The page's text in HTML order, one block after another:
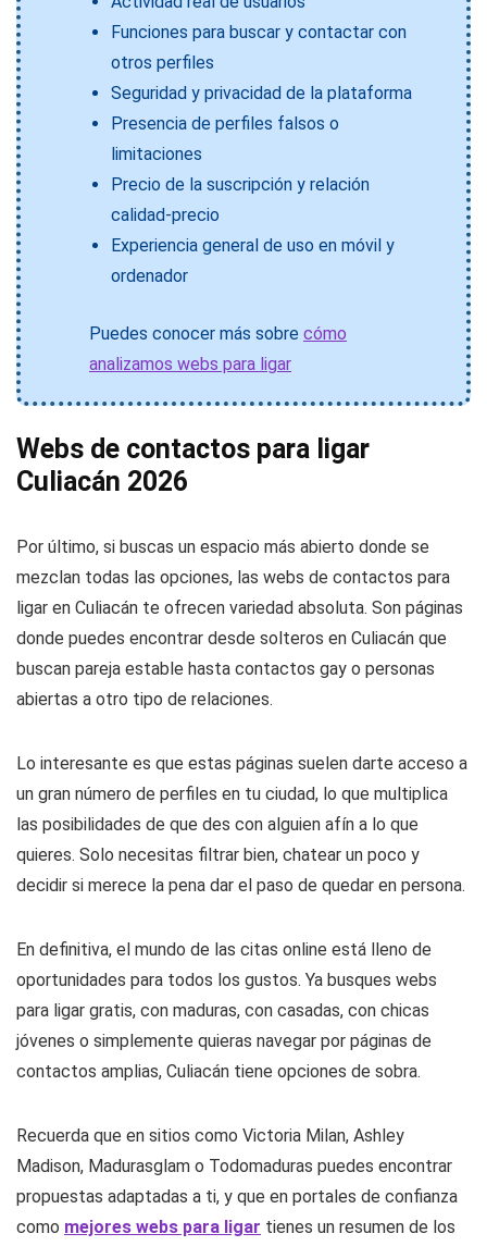
Funciones para buscar y contactar con
otros perfiles
Seguridad y privacidad de la plataforma
Presencia de perfiles falsos o
limitaciones
Precio de la suscripción y relación
calidad-precio
Experiencia general de uso en móvil y
ordenador
Puedes conocer más sobre cómo
analizamos webs para ligar
Webs de contactos para ligar
Culiacán 2026
Por último, si buscas un espacio más abierto donde se
mezclan todas las opciones, las webs de contactos para
ligar en Culiacán te ofrecen variedad absoluta. Son páginas
donde puedes encontrar desde solteros en Culiacán que
buscan pareja estable hasta contactos gay o personas
abiertas a otro tipo de relaciones.
Lo interesante es que estas páginas suelen darte acceso a
un gran número de perfiles en tu ciudad, lo que multiplica
las posibilidades de que des con alguien afín a lo que
quieres. Solo necesitas filtrar bien, chatear un poco y
decidir si merece la pena dar el paso de quedar en persona.
En definitiva, el mundo de las citas online está lleno de
oportunidades para todos los gustos. Ya busques webs
para ligar gratis, con maduras, con casadas, con chicas
jóvenes o simplemente quieras navegar por páginas de
contactos amplias, Culiacán tiene opciones de sobra.
Recuerda que en sitios como Victoria Milan, Ashley
Madison, Madurasglam o Todomaduras puedes encontrar
propuestas adaptadas a ti, y que en portales de confianza
como mejores webs para ligar tienes un resumen de los